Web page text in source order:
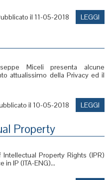
il 11-05-2018 LEGGI
Miceli presenta alcune
attualissimo della Privacy ed il
il 10-05-2018 LEGGI
Property
Property Rights (IPR)
in IP (ITA-ENG)...